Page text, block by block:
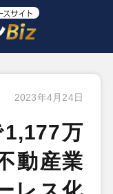
2023年4月24日
万
動産業